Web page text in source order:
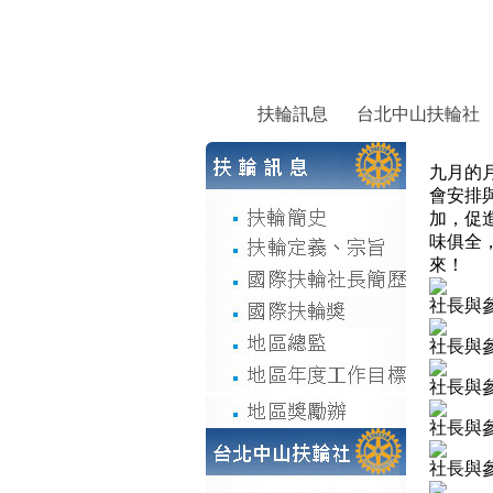
扶輪訊息 台北中山扶輪社
九月的
會安排
加，促
味俱全
來！
社長與
社長與
社長與
社長與
社長與